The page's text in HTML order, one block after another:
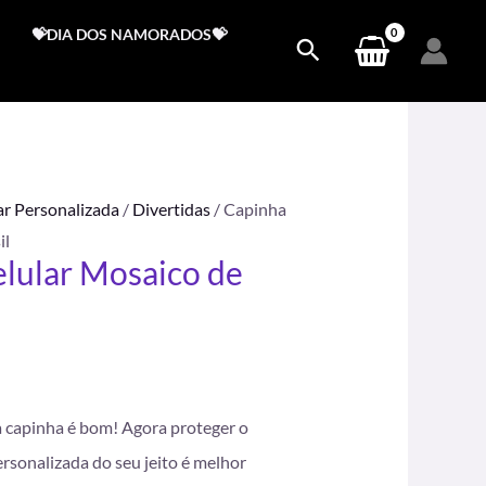
💝DIA DOS NAMORADOS💝
Personalizada / Divertidas / Capinha
Mosaico de
é bom! Agora proteger o
do seu jeito é melhor